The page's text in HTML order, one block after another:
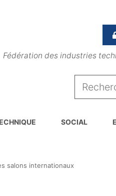
Fédération des industries
SOCIAL
salons internationaux